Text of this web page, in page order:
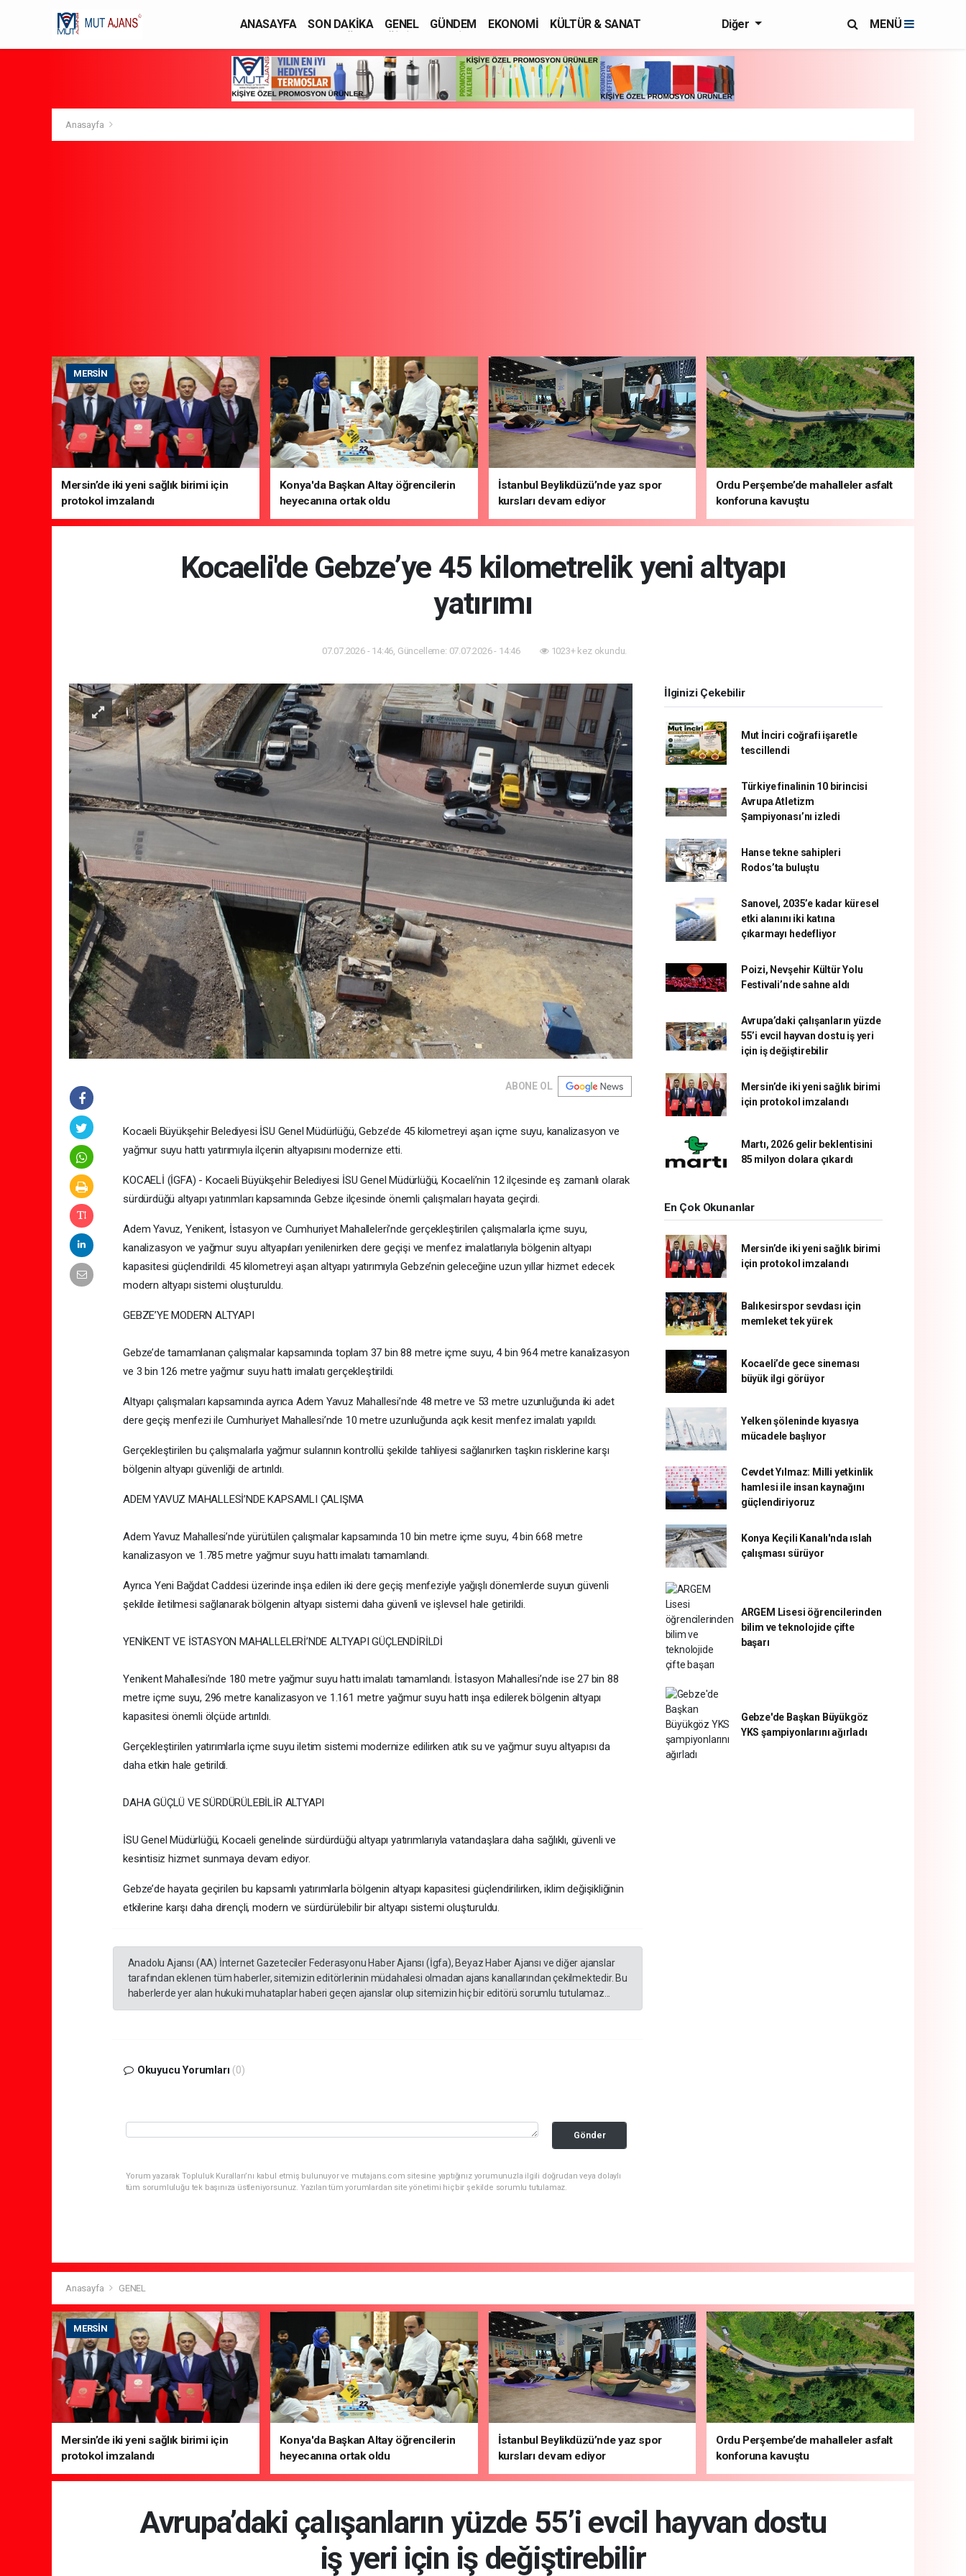
ANASAYFA SON DAKİKA GENEL GÜNDEM EKONOMİ
KÜLTÜR & SANAT
Diğer MENÜ
Anasayfa
MERSIN
Mersin’de iki yeni sağlık birimi için
protokol imzalandı
Konya'da Başkan Altay öğrencilerin
heyecanına ortak oldu
İstanbul Beylikdüzü’nde yaz spor
kursları devam ediyor
Ordu Perşembe’de mahalleler asfalt
konforuna kavuştu
Kocaeli'de Gebze’ye 45 kilometrelik yeni altyapı
yatırımı
07.07.2026 - 14:46, Güncelleme: 07.07.2026 - 14:46 1023+ kez okundu.
ABONE OL
Kocaeli Büyükşehir Belediyesi İSU Genel Müdürlüğü, Gebze’de 45 kilometreyi aşan içme suyu, kanalizasyon ve
yağmur suyu hattı yatırımıyla ilçenin altyapısını modernize etti.
KOCAELİ (İGFA) - Kocaeli Büyükşehir Belediyesi İSU Genel Müdürlüğü, Kocaeli’nin 12 ilçesinde eş zamanlı olarak
sürdürdüğü altyapı yatırımları kapsamında Gebze ilçesinde önemli çalışmaları hayata geçirdi.
Adem Yavuz, Yenikent, İstasyon ve Cumhuriyet Mahalleleri’nde gerçekleştirilen çalışmalarla içme suyu,
kanalizasyon ve yağmur suyu altyapıları yenilenirken dere geçişi ve menfez imalatlarıyla bölgenin altyapı
kapasitesi güçlendirildi. 45 kilometreyi aşan altyapı yatırımıyla Gebze’nin geleceğine uzun yıllar hizmet edecek
modern altyapı sistemi oluşturuldu.
GEBZE’YE MODERN ALTYAPI
Gebze’de tamamlanan çalışmalar kapsamında toplam 37 bin 88 metre içme suyu, 4 bin 964 metre kanalizasyon
ve 3 bin 126 metre yağmur suyu hattı imalatı gerçekleştirildi.
Altyapı çalışmaları kapsamında ayrıca Adem Yavuz Mahallesi’nde 48 metre ve 53 metre uzunluğunda iki adet
dere geçiş menfezi ile Cumhuriyet Mahallesi’nde 10 metre uzunluğunda açık kesit menfez imalatı yapıldı.
Gerçekleştirilen bu çalışmalarla yağmur sularının kontrollü şekilde tahliyesi sağlanırken taşkın risklerine karşı
bölgenin altyapı güvenliği de artırıldı.
ADEM YAVUZ MAHALLESİ’NDE KAPSAMLI ÇALIŞMA
Adem Yavuz Mahallesi’nde yürütülen çalışmalar kapsamında 10 bin metre içme suyu, 4 bin 668 metre
kanalizasyon ve 1.785 metre yağmur suyu hattı imalatı tamamlandı.
Ayrıca Yeni Bağdat Caddesi üzerinde inşa edilen iki dere geçiş menfeziyle yağışlı dönemlerde suyun güvenli
şekilde iletilmesi sağlanarak bölgenin altyapı sistemi daha güvenli ve işlevsel hale getirildi.
YENİKENT VE İSTASYON MAHALLELERİ’NDE ALTYAPI GÜÇLENDİRİLDİ
Yenikent Mahallesi’nde 180 metre yağmur suyu hattı imalatı tamamlandı. İstasyon Mahallesi’nde ise 27 bin 88
metre içme suyu, 296 metre kanalizasyon ve 1.161 metre yağmur suyu hattı inşa edilerek bölgenin altyapı
kapasitesi önemli ölçüde artırıldı.
Gerçekleştirilen yatırımlarla içme suyu iletim sistemi modernize edilirken atık su ve yağmur suyu altyapısı da
daha etkin hale getirildi.
DAHA GÜÇLÜ VE SÜRDÜRÜLEBİLİR ALTYAPI
İSU Genel Müdürlüğü, Kocaeli genelinde sürdürdüğü altyapı yatırımlarıyla vatandaşlara daha sağlıklı, güvenli ve
kesintisiz hizmet sunmaya devam ediyor.
Gebze’de hayata geçirilen bu kapsamlı yatırımlarla bölgenin altyapı kapasitesi güçlendirilirken, iklim değişikliğinin
etkilerine karşı daha dirençli, modern ve sürdürülebilir bir altyapı sistemi oluşturuldu.
Anadolu Ajansı (AA) İnternet Gazeteciler Federasyonu Haber Ajansı (İgfa), Beyaz Haber Ajansı ve diğer ajanslar
tarafından eklenen tüm haberler, sitemizin editörlerinin müdahalesi olmadan ajans kanallarından çekilmektedir. Bu
haberlerde yer alan hukuki muhataplar haberi geçen ajanslar olup sitemizin hiç bir editörü sorumlu tutulamaz...
Okuyucu Yorumları (0)
Gönder
Yorum yazarak Topluluk Kuralları’nı kabul etmiş bulunuyor ve mutajans.com sitesine yaptığınız yorumunuzla ilgili doğrudan veya dolaylı
tüm sorumluluğu tek başınıza üstleniyorsunuz. Yazılan tüm yorumlardan site yönetimi hiçbir şekilde sorumlu tutulamaz.
İlginizi Çekebilir
Mut İnciri coğrafi işaretle
tescillendi
Türkiye finalinin 10 birincisi
Avrupa Atletizm
Şampiyonası’nı izledi
Hanse tekne sahipleri
Rodos’ta buluştu
Sanovel, 2035’e kadar küresel
etki alanını iki katına
çıkarmayı hedefliyor
Poizi, Nevşehir Kültür Yolu
Festivali’nde sahne aldı
Avrupa’daki çalışanların yüzde
55’i evcil hayvan dostu iş yeri
için iş değiştirebilir
Mersin’de iki yeni sağlık birimi
için protokol imzalandı
Martı, 2026 gelir beklentisini
85 milyon dolara çıkardı
En Çok Okunanlar
Mersin’de iki yeni sağlık birimi
için protokol imzalandı
Balıkesirspor sevdası için
memleket tek yürek
Kocaeli’de gece sineması
büyük ilgi görüyor
Yelken şöleninde kıyasıya
mücadele başlıyor
Cevdet Yılmaz: Milli yetkinlik
hamlesi ile insan kaynağını
güçlendiriyoruz
Konya Keçili Kanalı'nda ıslah
çalışması sürüyor
ARGEM Lisesi öğrencilerinden
bilim ve teknolojide çifte
başarı
Gebze'de Başkan Büyükgöz
YKS şampiyonlarını ağırladı
Anasayfa GENEL
MERSIN
Mersin’de iki yeni sağlık birimi için
protokol imzalandı
Konya'da Başkan Altay öğrencilerin
heyecanına ortak oldu
İstanbul Beylikdüzü’nde yaz spor
kursları devam ediyor
Ordu Perşembe’de mahalleler asfalt
konforuna kavuştu
Avrupa’daki çalışanların yüzde 55’i evcil hayvan dostu
iş yeri için iş değiştirebilir